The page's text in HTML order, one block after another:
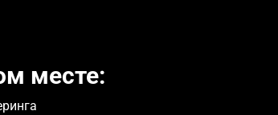
месте: